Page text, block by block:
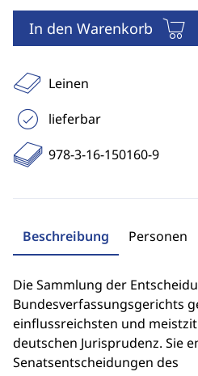
In den Warenkorb
Leinen
lieferbar
978-3-16-150160-9
Beschreibung Personen
Die Sammlung der
Bundesverfassungsgerichts
einflussreichsten und
deutschen Jurisprudenz. Sie
Senatsentscheidungen des